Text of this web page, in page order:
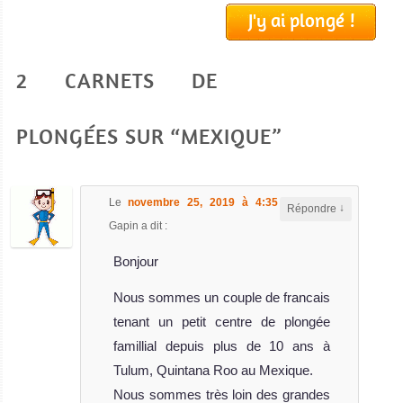
Plongée
Nautilus Under Sea
J'y ai plongé !
2 CARNETS DE
PLONGÉES SUR “MEXIQUE”
Lenovembre 25, 2019 à 4:35 , Helene
Gapin a dit :
Bonjour
Nous sommes un couple de francais
tenant un petit centre de plongée
famillial depuis plus de 10 ans à
Tulum, Quintana Roo au Mexique.
Nous sommes très loin des grandes
Répondre ↓